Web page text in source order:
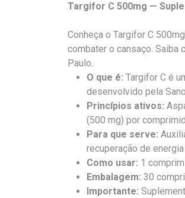
Targifor C 500mg —
Conheça o Targifor C
combater o cansaço. Saiba
Paulo.
O que é: Targifor C é
desenvolvido pela
Princípios ativos:
(500 mg) por
Para que serve:
recuperação de
Como usar: 1
Embalagem: 30
Importante: